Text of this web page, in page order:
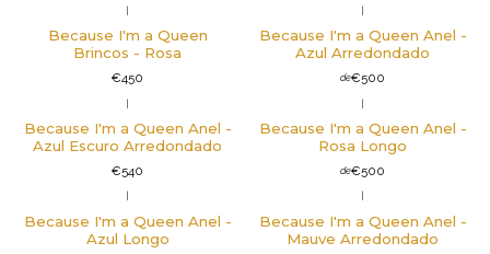
Because I'm a Queen
Brincos - Rosa
€450
Because I'm a Queen Anel -
Azul Arredondado
de€500
Because I'm a Queen Anel -
Azul Escuro Arredondado
€540
Because I'm a Queen Anel -
Rosa Longo
de€500
Because I'm a Queen Anel -
Azul Longo
Because I'm a Queen Anel -
Mauve Arredondado